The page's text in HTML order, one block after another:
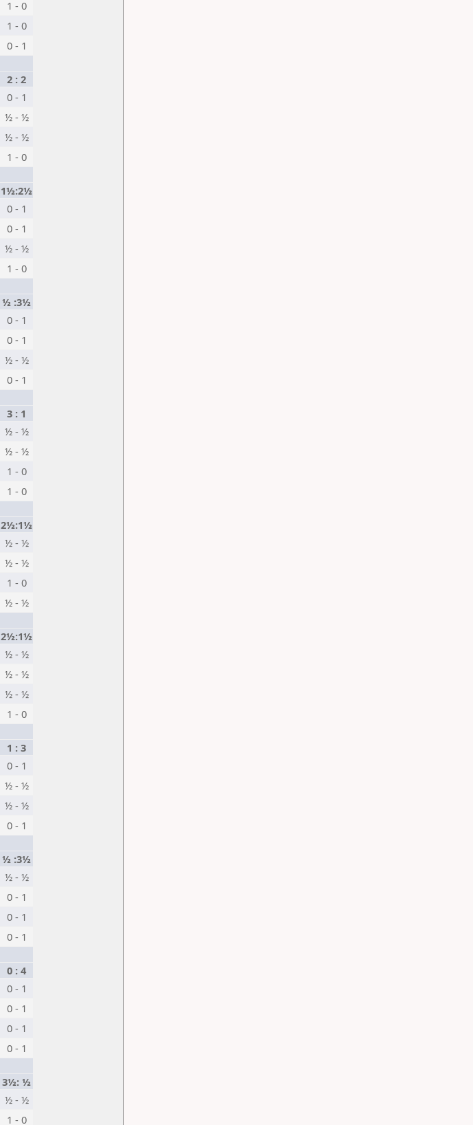
1 - 0
1 - 0
0 - 1
2 : 2
0 - 1
½ - ½
½ - ½
1 - 0
1½:2½
0 - 1
0 - 1
½ - ½
1 - 0
½ :3½
0 - 1
0 - 1
½ - ½
0 - 1
3 : 1
½ - ½
½ - ½
1 - 0
1 - 0
2½:1½
½ - ½
½ - ½
1 - 0
½ - ½
2½:1½
½ - ½
½ - ½
½ - ½
1 - 0
1 : 3
0 - 1
½ - ½
½ - ½
0 - 1
½ :3½
½ - ½
0 - 1
0 - 1
0 - 1
0 : 4
0 - 1
0 - 1
0 - 1
0 - 1
3½: ½
½ - ½
1 - 0